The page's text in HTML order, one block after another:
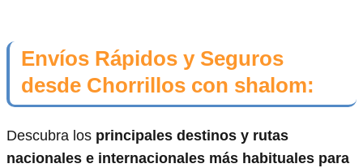
Envíos Rápidos y Seguros
desde Chorrillos con shalom:
Descubra los principales destinos y rutas
nacionales e internacionales más habituales para